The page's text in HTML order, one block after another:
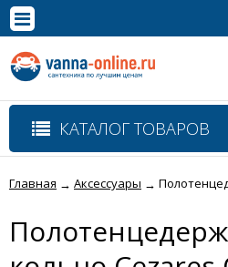
Полная версия сайта
КАТАЛОГ ТОВАРОВ
Главная → Аксессуары →